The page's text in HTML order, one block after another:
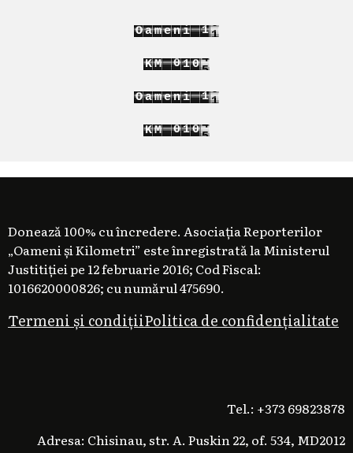
Oameni
12
3
KM
0118
9
Oameni
12
3
KM
0118
9
Donează 100% cu încredere. Asociația Reporterilor
„Oameni și Kilometri” este înregistrată la Ministerul
Justitiției pe 12 februarie 2016; Cod Fiscal:
1016620000826; cu numărul 475690.
Termeni și condițiiPolitica de confidențialitate
Tel.: +373 69823878
Adresa: Chisinau, str. A. Puskin 22, of. 534, MD2012